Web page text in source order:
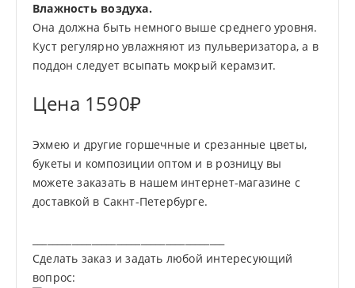
Влажность воздуха.
Она должна быть немного выше среднего уровня.
Куст регулярно увлажняют из пульверизатора, а в
поддон следует всыпать мокрый керамзит.
Цена 1590₽
Эхмею и другие горшечные и срезанные цветы,
букеты и композиции оптом и в розницу вы
можете заказать в нашем интернет-магазине с
доставкой в Сакнт-Петербурге.
Сделать заказ и задать любой интересующий
вопрос: